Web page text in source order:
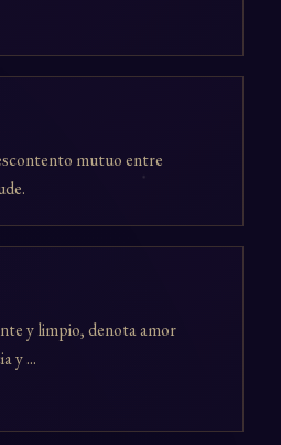
mutuo entre
y limpio, denota amor
y ...